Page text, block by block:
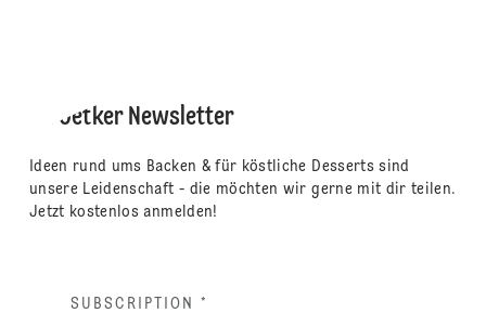
Dr. Oetker Newsletter
Ideen rund ums Backen & für köstliche Desserts sind
unsere Leidenschaft - die möchten wir gerne mit dir teilen.
Jetzt kostenlos anmelden!
SUBSCRIPTION *